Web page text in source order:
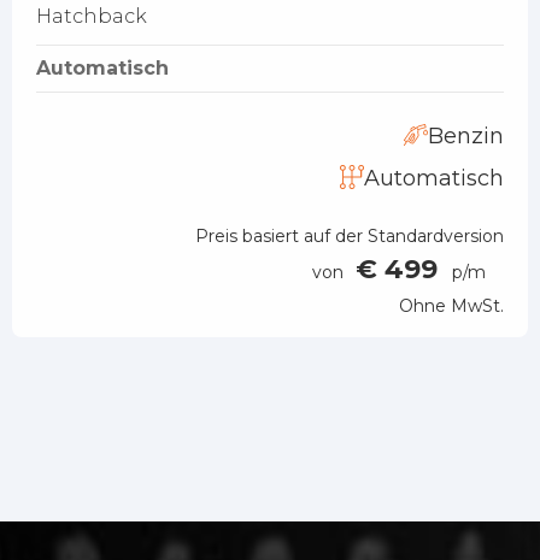
Hatchback
Automatisch
Benzin
Automatisch
Preis basiert auf der Standardversion
von
€ 499
p/m
Ohne MwSt.